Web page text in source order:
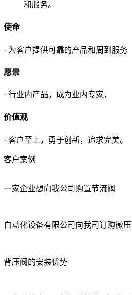
和服务。
使命
· 为客户提供可靠的产品和周到服务
愿景
· 行业内产品，成为业内专家，
价值观
· 客户至上，勇于创新，追求完美。
客户案例
一家企业想向我公司购置节流阀
自动化设备有限公司向我司订购微压
背压阀的安装优势